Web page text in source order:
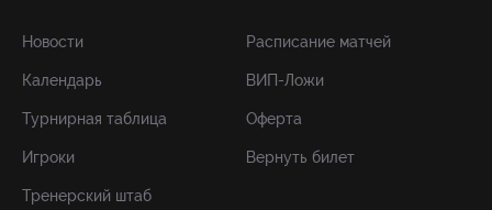
Новости
Календарь
Турнирная таблица
Игроки
Тренерский штаб
Расписание матчей
ВИП-Ложи
Оферта
Вернуть билет